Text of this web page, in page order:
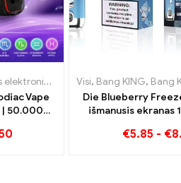
elektroninės cigaretės Lietuva,
cigaretės ,Vienkartinės
Vape
| 50.000
Visi, Bang KING, Bang King
Die Blueberry
išmanusis ekranas
€5.85 - €